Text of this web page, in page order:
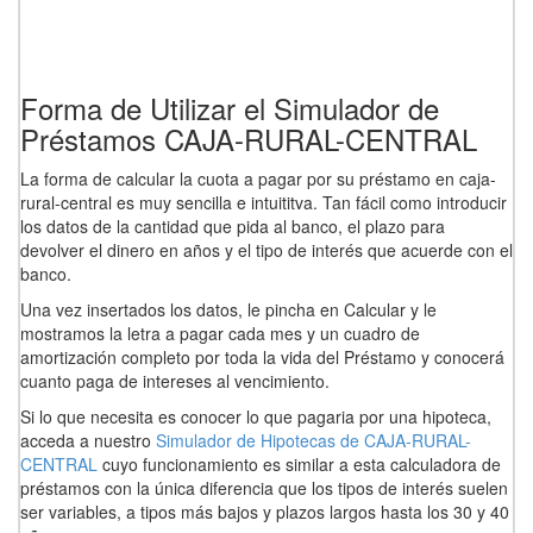
Forma de Utilizar el Simulador de
Préstamos CAJA-RURAL-CENTRAL
La forma de calcular la cuota a pagar por su préstamo en caja-
rural-central es muy sencilla e intuititva. Tan fácil como introducir
los datos de la cantidad que pida al banco, el plazo para
devolver el dinero en años y el tipo de interés que acuerde con el
banco.
Una vez insertados los datos, le pincha en Calcular y le
mostramos la letra a pagar cada mes y un cuadro de
amortización completo por toda la vida del Préstamo y conocerá
cuanto paga de intereses al vencimiento.
Si lo que necesita es conocer lo que pagaria por una hipoteca,
acceda a nuestro Simulador de Hipotecas de CAJA-RURAL-
CENTRAL cuyo funcionamiento es similar a esta calculadora de
préstamos con la única diferencia que los tipos de interés suelen
ser variables, a tipos más bajos y plazos largos hasta los 30 y 40